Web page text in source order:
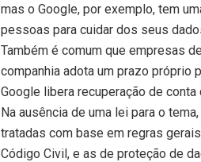
mas o Google, por exemplo, tem
pessoas para cuidar dos seus
Também é comum que empresas
companhia adota um prazo próprio
Google libera recuperação de
Na ausência de uma lei para o
tratadas com base em regras
Código Civil, e as de proteção de